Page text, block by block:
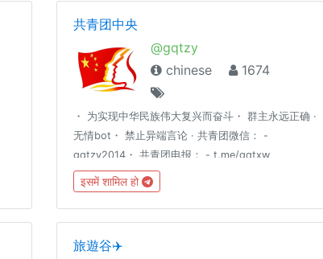
共青团中央
@gqtzy
chinese
1674
・ 为实现中华民族伟大复兴而奋斗・ 群主永远正确 ·
无情bot・ 禁止异端言论 · 共青团微信： -
gqtzy2014・ 共青团电报： - t.me/gqtxw
इसमें शामिल हो
旅遊谷✈️